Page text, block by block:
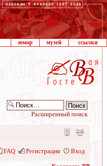
юмор музей ссылки
Расширенный поиск
FAQ Регистрация Вход